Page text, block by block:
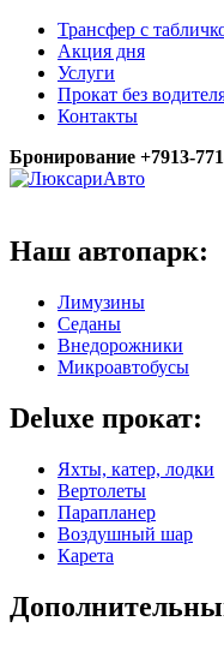
Трансфер с
Акция дня
Услуги
Прокат без
Контакты
Бронирование +7913-
Наш автопарк:
Лимузины
Седаны
Внедорожники
Микроавтобусы
Deluxe прокат:
Яхты, катер, лодки
Вертолеты
Парапланер
Воздушный шар
Карета